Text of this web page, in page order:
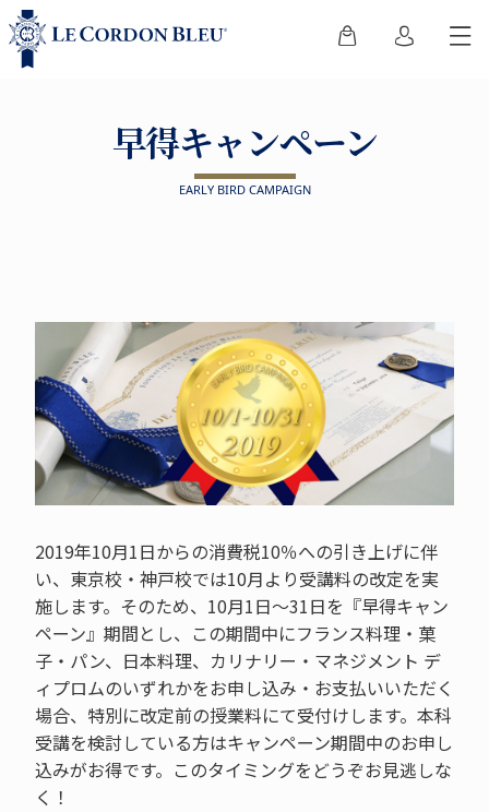
早得キャンペーン
EARLY BIRD CAMPAIGN
2019年10月1日からの消費税10％への引き上げに伴
い、東京校・神戸校では10月より受講料の改定を実
施します。そのため、10月1日～31日を『早得キャン
ペーン』期間とし、この期間中にフランス料理・菓
子・パン、日本料理、カリナリー・マネジメント デ
ィプロムのいずれかをお申し込み・お支払いいただく
場合、特別に改定前の授業料にて受付けします。本科
受講を検討している方はキャンペーン期間中のお申し
込みがお得です。このタイミングをどうぞお見逃しな
く！